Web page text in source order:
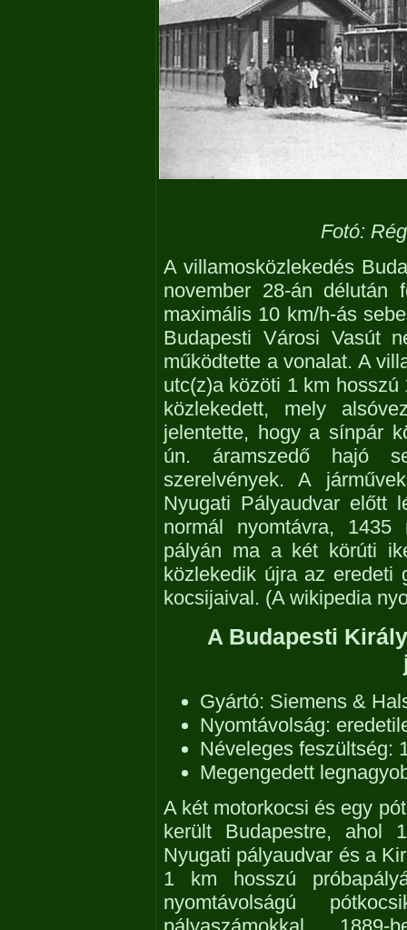
Fotó:
A villamosközlekedés
november 28-án délután
maximális 10 km/h-ás
Budapesti Városi Vasút
működtette a vonalat. A
utc(z)a közöti 1 km
közlekedett, mely
jelentette, hogy a sínpár
ún. áramszedő hajó
szerelvények. A
Nyugati Pályaudvar előtt
normál nyomtávra,
pályán ma a két körúti
közlekedik újra az eredeti
kocsijaival. (A wikipedia
A Budapesti
Gyártó: Siemens &
Nyomtávolság:
Néveleges feszültség:
Megengedett
A két motorkocsi és egy
került Budapestre, ahol
Nyugati pályaudvar és a
1 km hosszú
nyomtávolságú